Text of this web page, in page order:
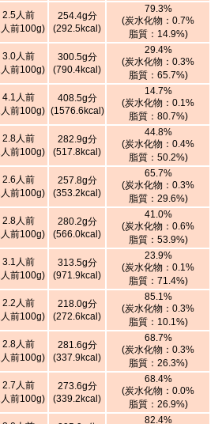
2.5人前
前100g)
254.4g分
(292.5kcal)
79.3%
(炭水化物：0.7%
脂質：14.9%)
3.0人前
前100g)
300.5g分
(790.4kcal)
29.4%
(炭水化物：0.3%
脂質：65.7%)
4.1人前
前100g)
408.5g分
(1576.6kcal)
14.7%
(炭水化物：0.1%
脂質：80.7%)
2.8人前
前100g)
282.9g分
(517.8kcal)
44.8%
(炭水化物：0.4%
脂質：50.2%)
2.6人前
前100g)
257.8g分
(353.2kcal)
65.7%
(炭水化物：0.3%
脂質：29.6%)
2.8人前
前100g)
280.2g分
(566.0kcal)
41.0%
(炭水化物：0.6%
脂質：53.9%)
3.1人前
前100g)
313.5g分
(971.9kcal)
23.9%
(炭水化物：0.1%
脂質：71.4%)
2.2人前
前100g)
218.0g分
(272.6kcal)
85.1%
(炭水化物：0.3%
脂質：10.1%)
2.8人前
前100g)
281.6g分
(337.9kcal)
68.7%
(炭水化物：0.3%
脂質：26.3%)
2.7人前
前100g)
273.6g分
(339.2kcal)
68.4%
(炭水化物：0.0%
脂質：26.9%)
82.4%